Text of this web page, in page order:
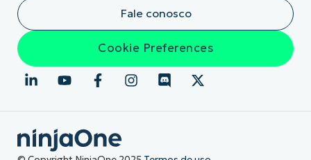
Fale conosco
Cookie Preferences